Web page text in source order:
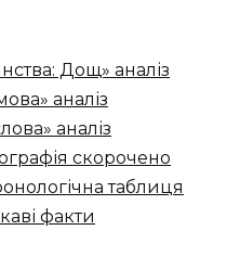
Дощ» аналіз
аналіз
аналіз
скорочено
таблиця
факти